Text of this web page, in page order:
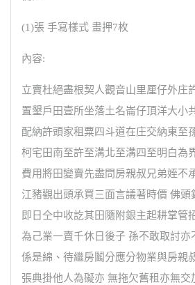
(1)張 手寫樣式 畫押7枚
內容:
立賣杜絕盡根契人觀音山里厘仔外庄
置墾戶田壹所坐落土名崙仔頂洋大小
配納許頭家租粟四斗道在庄交納東至
柯宅田南至許至溝北至溝四至明白為
費用將田變賣先盡問房親叔兄弟姪不
江豬觀出頭承買三面言議著時價 佛頭
即日仝中收訖其田隨附銀主起耕掌管
為己業一賣千休日後子 孫不敢取討亦
係是綿、待繼房鬮分應分物業與房親
張典掛他人為礙亦 無拖欠舊租亦無交